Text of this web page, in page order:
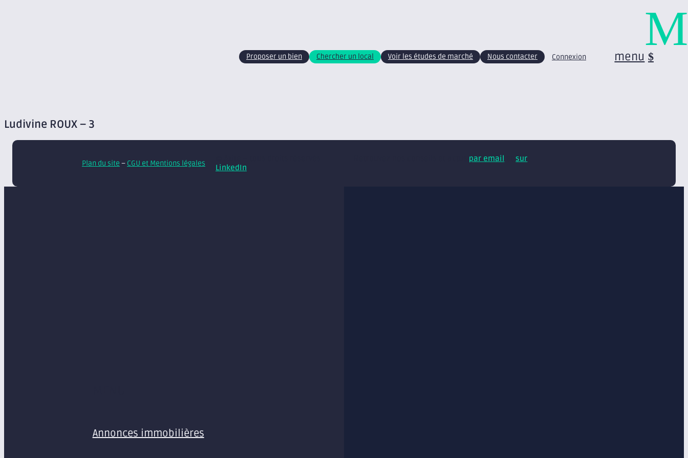
Proposer un bien Chercher un local Voir les études de marché Nous contacter Connexion menu
Ludivine ROUX – 3
Plan du site – CGU et Mentions légales par email etsur
LinkedIn
Annonces immobilières
M